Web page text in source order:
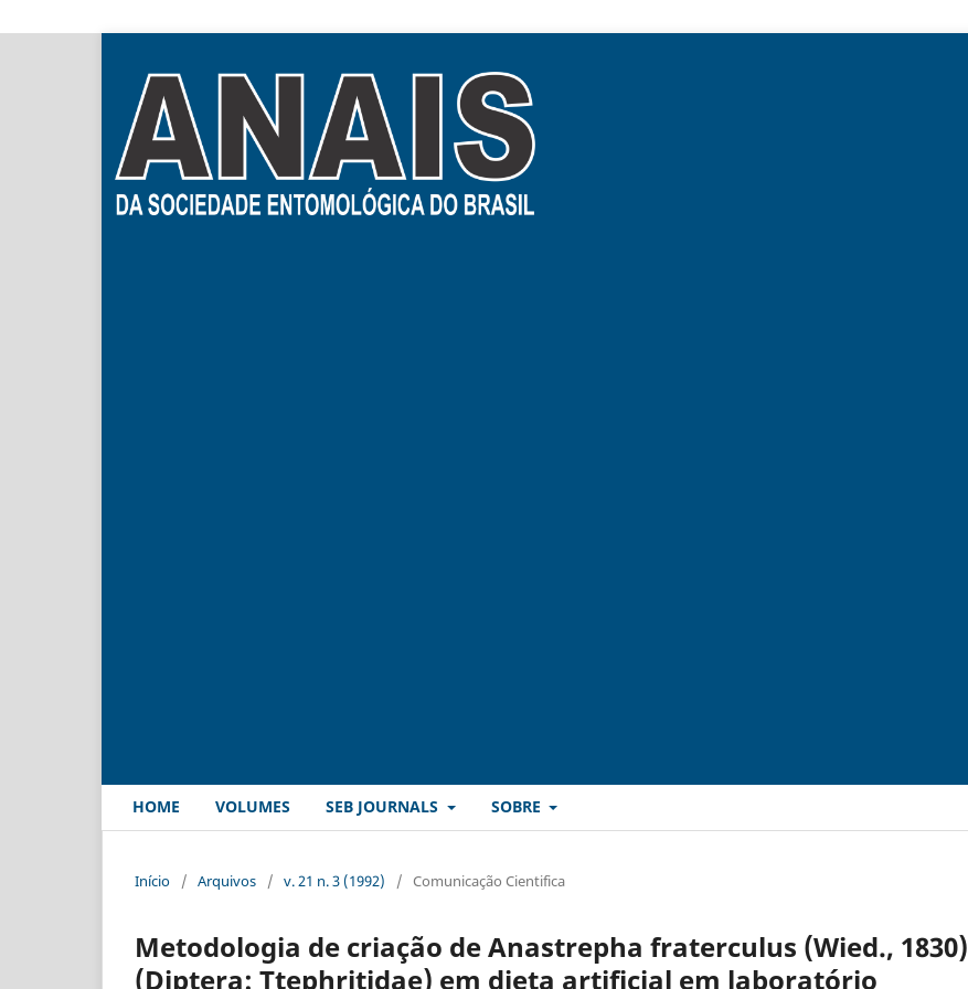
HOME VOLUMES SEB JOURNALS SOBRE
Início / Arquivos / v. 21 n. 3 (1992) / Comunicação Cientifica
Metodologia de criação de Anastrepha fraterculus (Wied., 1830)
(Diptera: Ttephritidae) em dieta artificial em laboratório